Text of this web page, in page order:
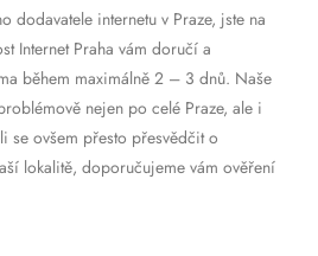
dodavatele internetu v Praze, jste na
Internet Praha vám doručí a
během maximálně 2 – 3 dnů. Naše
nejen po celé Praze, ale i
se ovšem přesto přesvědčit o
lokalitě, doporučujeme vám ověření